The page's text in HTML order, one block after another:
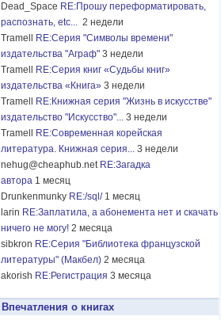
Dead_Space RE:Прошу переформатировать,
распознать, etc... 2 недели
Tramell
RE:Серия "Символы времени"
издательства "Аграф" 3 недели
Tramell
RE:Серия книг «Судьбы книг»
издательства «Книга» 3 недели
Tramell
RE:Книжная серия "Жизнь в искусстве"
издательство "Искусство"... 3 недели
Tramell
RE:Современная корейская
литература. Книжная серия... 3 недели
nehug@cheaphub.net RE:Загадка
автора 1 месяц
Drunkenmunky RE:/sql/ 1 месяц
larin RE:Заплатила, а абонемента нет и скачать
ничего не могу! 2 месяца
sibkron RE:Серия "Библиотека французской
литературы" (Макбел) 2 месяца
akorish RE:Регистрация 3 месяца
Впечатления о книгах